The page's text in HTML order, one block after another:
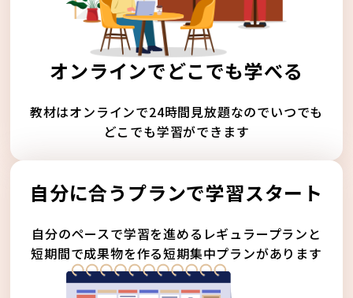
オンラインでどこでも学べる
教材はオンラインで24時間見放題なのでいつでも
どこでも学習ができます
自分に合うプランで学習スタート
自分のペースで学習を進めるレギュラープランと
短期間で成果物を作る短期集中プランがあります